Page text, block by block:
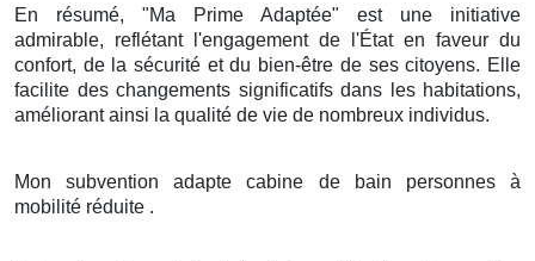
En résumé, "Ma Prime Adaptée" est une initiative
admirable, reflétant l'engagement de l'État en faveur du
confort, de la sécurité et du bien-être de ses citoyens. Elle
facilite des changements significatifs dans les habitations,
améliorant ainsi la qualité de vie de nombreux individus.
Mon subvention adapte cabine de bain personnes à
mobilité réduite .